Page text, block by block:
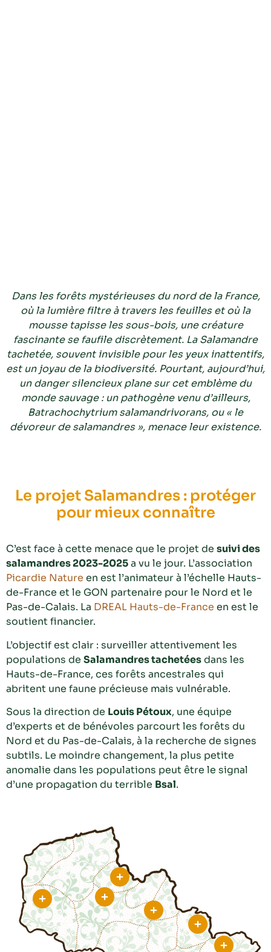
Dans les forêts mystérieuses du nord de la France,
où la lumière filtre à travers les feuilles et où la
mousse tapisse les sous-bois, une créature
fascinante se faufile discrètement. La Salamandre
tachetée, souvent invisible pour les yeux inattentifs,
est un joyau de la biodiversité. Pourtant, aujourd’hui,
un danger silencieux plane sur cet emblème du
monde sauvage : un pathogène venu d’ailleurs,
Batrachochytrium salamandrivorans, ou « le
dévoreur de salamandres », menace leur existence.
Le projet Salamandres : protéger
pour mieux connaître
C’est face à cette menace que le projet de suivi des
salamandres 2023-2025a vu le jour. L’association
Picardie Nature en est l’animateur à l’échelle Hauts-
de-France et le GON partenaire pour le Nord et le
Pas-de-Calais. La DREAL Hauts-de-France en est le
soutient financier.
L’objectif est clair : surveiller attentivement les
populations de Salamandres tachetéesdans les
Hauts-de-France, ces forêts ancestrales qui
abritent une faune précieuse mais vulnérable.
Sous la direction de Louis Pétoux, une équipe
d’experts et de bénévoles parcourt les forêts du
Nord et du Pas-de-Calais, à la recherche de signes
subtils. Le moindre changement, la plus petite
anomalie dans les populations peut être le signal
d’une propagation du terrible Bsal.